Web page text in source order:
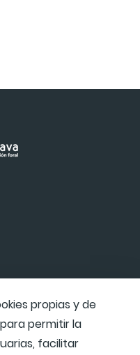
propias y de
permitir la
facilitar